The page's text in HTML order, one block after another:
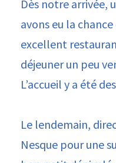
Dès notre arrivée,
avons eu la
excellent
déjeuner un peu
L’accueil y a été
Le lendemain,
Nesque pour une